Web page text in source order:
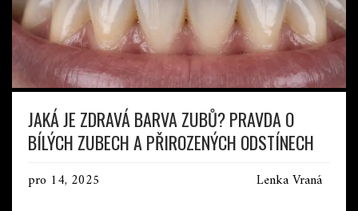
JAKÁ JE ZDRAVÁ BARVA ZUBŮ? PRAVDA O
BÍLÝCH ZUBECH A PŘIROZENÝCH ODSTÍNECH
pro 14, 2025 Lenka Vraná